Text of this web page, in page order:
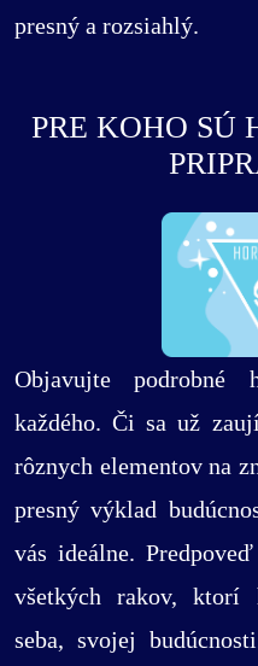
presný a rozsiahlý.
PRE KOHO SÚ
Objavujte podrobné
každého. Či sa už
rôznych elementov na
presný výklad
vás ideálne.
všetkých rakov, ktorí
seba, svojej